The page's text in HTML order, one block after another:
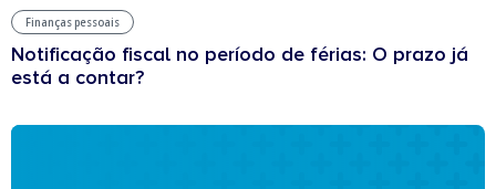
Finanças pessoais
Notificação fiscal no período de férias: O prazo já
está a contar?